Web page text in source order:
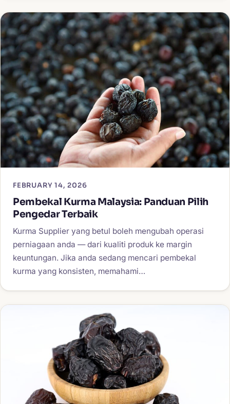
FEBRUARY 14, 2026
Pembekal Kurma Malaysia: Panduan Pilih
Pengedar Terbaik
Kurma Supplier yang betul boleh mengubah operasi
perniagaan anda — dari kualiti produk ke margin
keuntungan. Jika anda sedang mencari pembekal
kurma yang konsisten, memahami…